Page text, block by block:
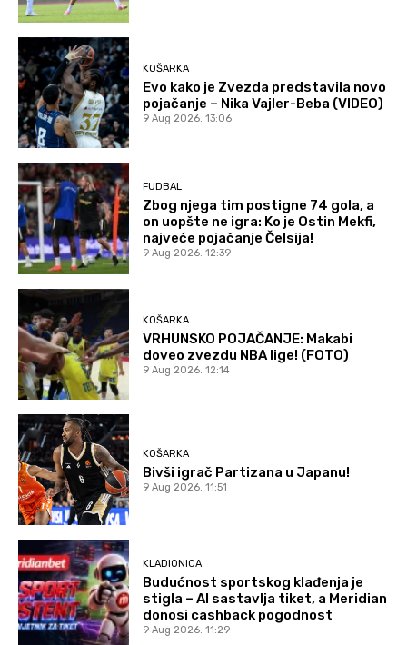
KOŠARKA
Evo kako je Zvezda predstavila novo
pojačanje – Nika Vajler-Beba (VIDEO)
9 Aug 2026. 13:06
FUDBAL
Zbog njega tim postigne 74 gola, a
on uopšte ne igra: Ko je Ostin Mekfi,
najveće pojačanje Čelsija!
9 Aug 2026. 12:39
KOŠARKA
VRHUNSKO POJAČANJE: Makabi
doveo zvezdu NBA lige! (FOTO)
9 Aug 2026. 12:14
KOŠARKA
Bivši igrač Partizana u Japanu!
9 Aug 2026. 11:51
KLADIONICA
Budućnost sportskog klađenja je
stigla – AI sastavlja tiket, a Meridian
donosi cashback pogodnost
9 Aug 2026. 11:29